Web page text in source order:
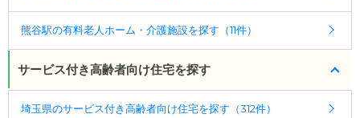
熊谷駅の有料老人ホーム・介護施設を探す（11件）
サービス付き高齢者向け住宅を探す
埼玉県のサービス付き高齢者向け住宅を探す（312件）